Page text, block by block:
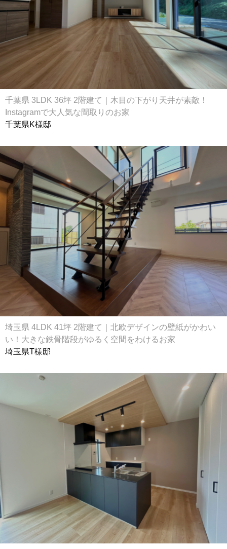
千葉県 3LDK 36坪 2階建て｜木目の下がり天井が素敵！
Instagramで大人気な間取りのお家
千葉県K様邸
埼玉県 4LDK 41坪 2階建て｜北欧デザインの壁紙がかわい
い！大きな鉄骨階段がゆるく空間をわけるお家
埼玉県T様邸